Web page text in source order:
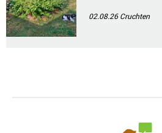
02.08.26Cruchten